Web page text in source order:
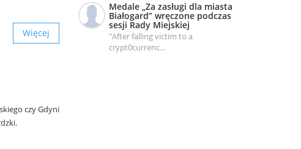
Medale „Za zasługi dla miasta
Białogard” wręczone podczas
sesji Rady Miejskiej
"After falling victim to a
crypt0currenc...
Więcej
czy Gdyni